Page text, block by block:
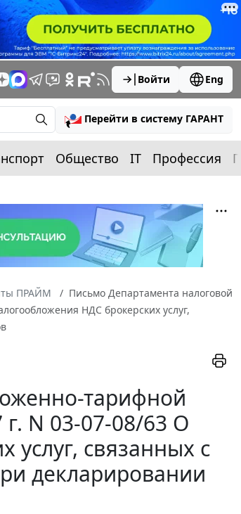
Войти Eng
Перейти в систему ГАРАНТ
Общество IT Профессия
ПРАЙМ
Письмо Департамента налоговой
НДС брокерских услуг,
тарифной
N 03-07-08/63 О
услуг, связанных с
декларировании